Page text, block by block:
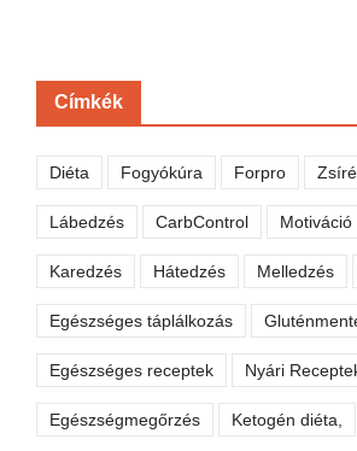
Címkék
Diéta Fogyókúra Forpro
Lábedzés CarbControl Motiváció
Karedzés Hátedzés Melledzés
Egészséges táplálkozás
Egészséges receptek Nyári
Egészségmegőrzés Ketogén diéta,